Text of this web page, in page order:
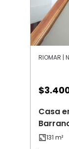
RIOMAR
$
Casa